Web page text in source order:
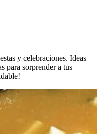
y celebraciones. Ideas
para sorprender a tus